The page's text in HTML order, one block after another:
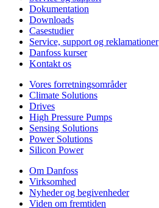
Dokumentation
Downloads
Casestudier
Service, support og reklamationer
Danfoss kurser
Kontakt os
Vores forretningsområder
Climate Solutions
Drives
High Pressure Pumps
Sensing Solutions
Power Solutions
Silicon Power
Om Danfoss
Virksomhed
Nyheder og begivenheder
Viden om fremtiden